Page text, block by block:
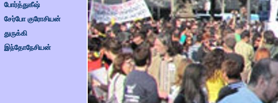
போர்த்துகீஷ்
சேர்போ குரோசியன்
துருக்கி
இந்தோநேசியன்